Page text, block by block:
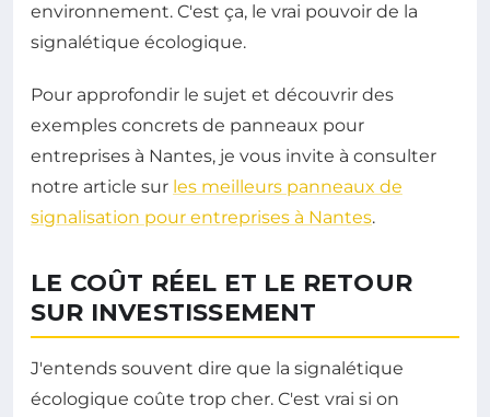
environnement. C'est ça, le vrai pouvoir de la
signalétique écologique.
Pour approfondir le sujet et découvrir des
exemples concrets de panneaux pour
entreprises à Nantes, je vous invite à consulter
notre article sur les meilleurs panneaux de
signalisation pour entreprises à Nantes.
LE COÛT RÉEL ET LE RETOUR
SUR INVESTISSEMENT
J'entends souvent dire que la signalétique
écologique coûte trop cher. C'est vrai si on